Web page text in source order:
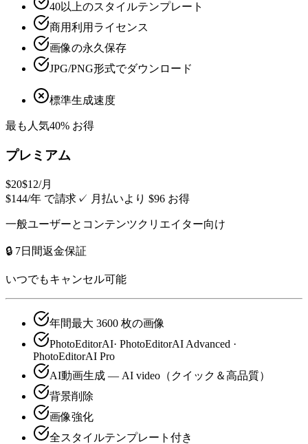
40以上のスタイルテンプレート
商用利用ライセンス
画像の永久保存
JPG/PNG形式でダウンロード
標準生成速度
最も人気40% お得
プレミアム
$20$12/月
$144/年 で請求 ✓ 月払いより $96 お得
一般ユーザーとコンテンツクリエイター向け
🔒 7日間返金保証
いつでもキャンセル可能
年間最大 3600 枚の画像
PhotoEditorAI· PhotoEditorAI Advanced ·
PhotoEditorAI Pro
AI動画生成 — AI video（クイック＆高品質）
背景削除
画像強化
全スタイルテンプレート付き